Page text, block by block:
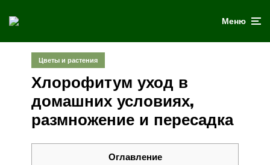
Меню
Цветы и растения
Хлорофитум уход в
домашних условиях,
размножение и пересадка
Оглавление